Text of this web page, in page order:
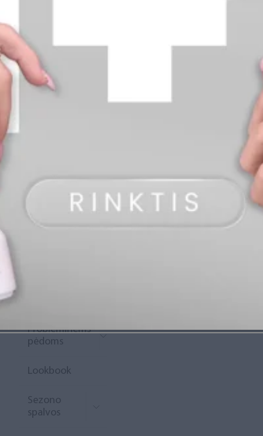
info@diamondline.lt
Prisijungti
Rewards“
Probleminėms
pėdoms
Lookbook
Sezono
spalvos